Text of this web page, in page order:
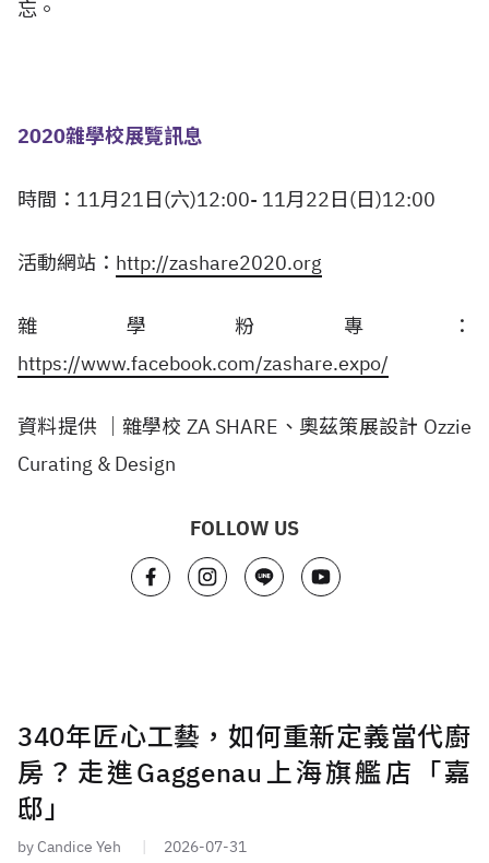
忘。
2020雜學校展覽訊息
時間：11月21日(六)12:00- 11月22日(日)12:00
活動網站： http://zashare2020.org
雜學粉專：
https://www.facebook.com/zashare.expo/
資料提供 │雜學校 ZA SHARE、奧茲策展設計 Ozzie
Curating & Design
FOLLOW US
340年匠心工藝，如何重新定義當代廚
房？走進Gaggenau上海旗艦店「嘉
邸」
by Candice Yeh 2026-07-31